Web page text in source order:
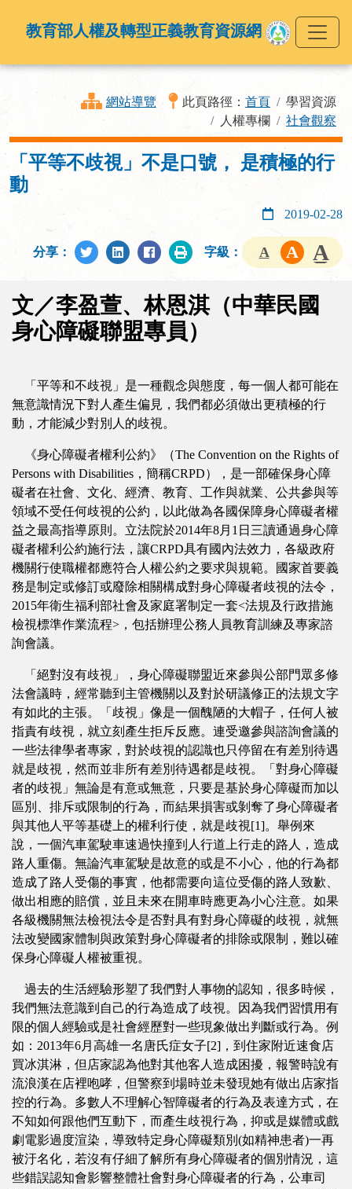
教育部人權及轉型正義教育資源網
網站導覽 此頁路徑： 首頁
學習資源
人權專欄
社會觀察
「平等不歧視」不是口號， 是積極的行
動
2019-02-28
分享： 字級：
文／李盈萱、林恩淇（中華民國
身心障礙聯盟專員）
「平等和不歧視」是一種觀念與態度，每一個人都可能在
無意識情況下對人產生偏見，我們都必須做出更積極的行
動，才能減少對別人的歧視。
《身心障礙者權利公約》（The Convention on the Rights of
Persons with Disabilities，簡稱CRPD），是一部確保身心障
礙者在社會、文化、經濟、教育、工作與就業、公共參與等
領域不受任何歧視的公約，以此做為各國保障身心障礙者權
益之最高指導原則。立法院於2014年8月1日三讀通過身心障
礙者權利公約施行法，讓CRPD具有國內法效力，各級政府
機關行使職權都應符合人權公約之要求與規範。國家首要義
務是制定或修訂或廢除相關構成對身心障礙者歧視的法令，
2015年衛生福利部社會及家庭署制定一套<法規及行政措施
檢視標準作業流程>，包括辦理公務人員教育訓練及專家諮
詢會議。
「絕對沒有歧視」，身心障礙聯盟近來參與公部門眾多修
法會議時，經常聽到主管機關以及對於研議修正的法規文字
有如此的主張。「歧視」像是一個醜陋的大帽子，任何人被
指責有歧視，就立刻產生拒斥反應。連受邀參與諮詢會議的
一些法律學者專家，對於歧視的認識也只停留在有差別待遇
就是歧視，然而並非所有差別待遇都是歧視。「對身心障礙
者的歧視」無論是有意或無意，只要是基於身心障礙而加以
區別、排斥或限制的行為，而結果損害或剝奪了身心障礙者
與其他人平等基礎上的權利行使，就是歧視[1]。舉例來
說，一個汽車駕駛車速過快撞到人行道上行走的路人，造成
路人重傷。無論汽車駕駛是故意的或是不小心，他的行為都
造成了路人受傷的事實，他都需要向這位受傷的路人致歉、
做出相應的賠償，並且未來在開車時應更為小心注意。如果
各級機關無法檢視法令是否對具有對身心障礙的歧視，就無
法改變國家體制與政策對身心障礙者的排除或限制，難以確
保身心障礙人權被重視。
過去的生活經驗形塑了我們對人事物的認知，很多時候，
我們無法意識到自己的行為造成了歧視。因為我們習慣用有
限的個人經驗或是社會經歷對一些現象做出判斷或行為。例
如：2013年6月高雄一名唐氏症女子[2]，到住家附近速食店
買冰淇淋，但店家認為他對其他客人造成困擾，報警時說有
流浪漢在店裡咆哮，但警察到場時並未發現她有做出店家指
控的行為。多數人不理解心智障礙者的行為及表達方式，在
不知如何跟他們互動下，而產生歧視行為，抑或是媒體或戲
劇電影過度渲染，導致特定身心障礙類別(如精神患者)一再
被汙名化，若沒有仔細了解所有身心障礙者的個別情況，這
些錯誤認知會影響整體社會對身心障礙者的行為，公車司